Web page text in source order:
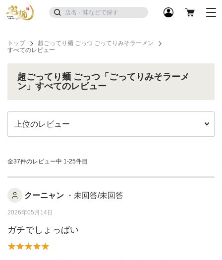
トップ
超ごってり麺 ごっつ ごってりみそラーメン
すべてのレビュー
超ごってり麺 ごっつ「ごってりみそラーメ
ン」すべてのレビュー
全37件のレビュー中 1-25件目
クーニャン ・未回答/未回答
2026年05月14日
ガチでしょっぱい